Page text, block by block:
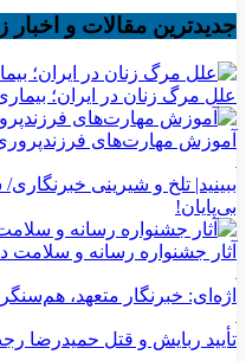
جدیدترین مقالات و اخبار
علل مرگ زنان در ایران؛
آموزش مهارت‌های فرزندپروری
ببینید| تلخ و شیرینی
بی‌پایان!
آثار جشنواره رسانه و سلامت
اژه‌ای: خبرنگار متعهد،
تأیید ربایش و قتل حمیدرضا